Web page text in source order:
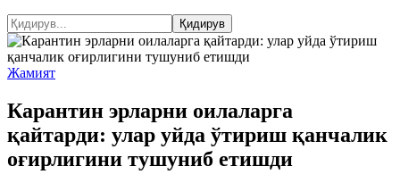
Жамият
Карантин эрларни оилаларга
қайтарди: улар уйда ўтириш қанчалик
оғирлигини тушуниб етишди